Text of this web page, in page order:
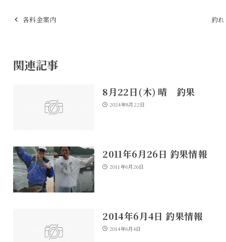
各料金案内 釣
関連記事
8月22日(木) 晴 釣果
2024年8月22日
2011年6月26日 釣果情報
2011年6月26日
2014年6月4日 釣果情報
2014年6月4日